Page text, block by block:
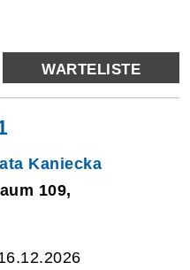
WARTELISTE
Kaniecka
109,